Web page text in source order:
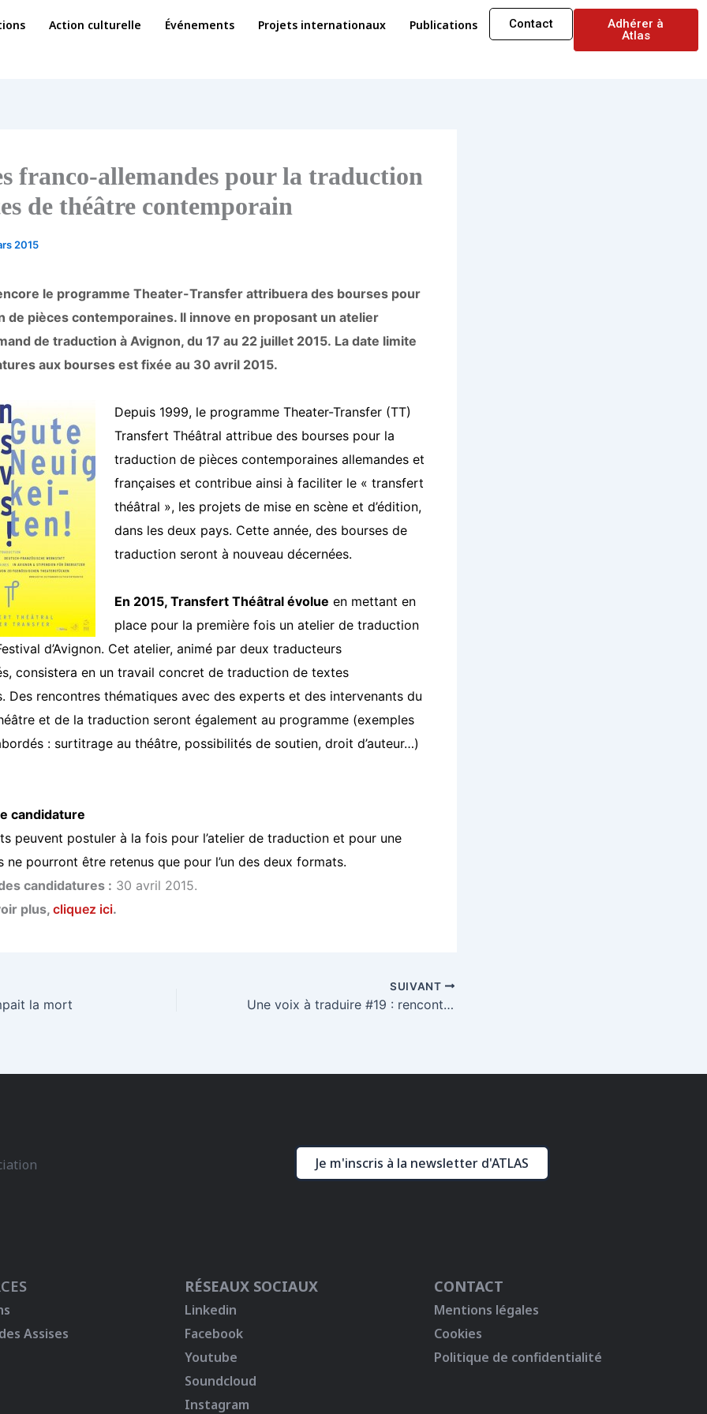
Action culturelle Événements Projets internationaux Publications Contact
Adhérer à
Atlas
franco-allemandes pour la traduction
de théâtre contemporain
2015
le programme Theater-Transfer attribuera des bourses pour
de pièces contemporaines. Il innove en proposant un atelier
de traduction à Avignon, du 17 au 22 juillet 2015. La date limite
aux bourses est fixée au 30 avril 2015.
Depuis 1999, le programme Theater-Transfer (TT)
Transfert Théâtral attribue des bourses pour la
traduction de pièces contemporaines allemandes et
françaises et contribue ainsi à faciliter le « transfert
théâtral », les projets de mise en scène et d’édition,
dans les deux pays. Cette année, des bourses de
traduction seront à nouveau décernées.
En 2015, Transfert Théâtral évolue en mettant en
place pour la première fois un atelier de traduction
d’Avignon. Cet atelier, animé par deux traducteurs
consistera en un travail concret de traduction de textes
Des rencontres thématiques avec des experts et des intervenants du
et de la traduction seront également au programme (exemples
: surtitrage au théâtre, possibilités de soutien, droit d’auteur…)
candidature
peuvent postuler à la fois pour l’atelier de traduction et pour une
ne pourront être retenus que pour l’un des deux formats.
candidatures : 30 avril 2015.
plus,cliquez ici.
la mort
SUIVANT
Une voix à traduire #19 : rencontre avec Frédéric Ciriez
Je m'inscris à la newsletter d'ATLAS
Assises
RÉSEAUX SOCIAUX
Linkedin
Facebook
Youtube
Soundcloud
Instagram
CONTACT
Mentions légales
Cookies
Politique de confidentialité